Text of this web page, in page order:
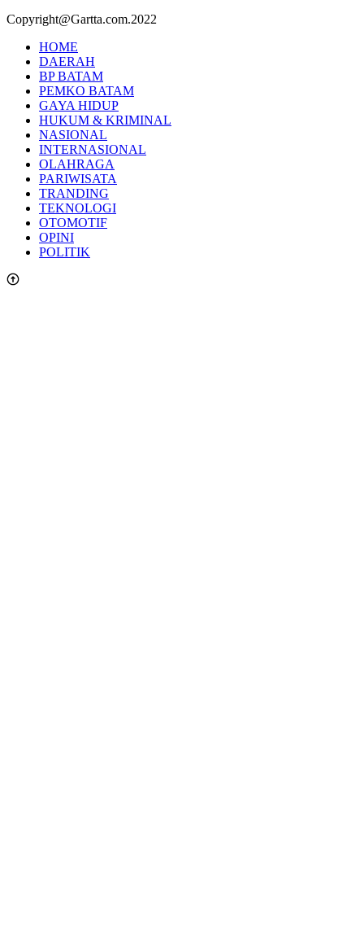
Copyright@Gartta.com.2022
HOME
DAERAH
BP BATAM
PEMKO BATAM
GAYA HIDUP
HUKUM & KRIMINAL
NASIONAL
INTERNASIONAL
OLAHRAGA
PARIWISATA
TRANDING
TEKNOLOGI
OTOMOTIF
OPINI
POLITIK